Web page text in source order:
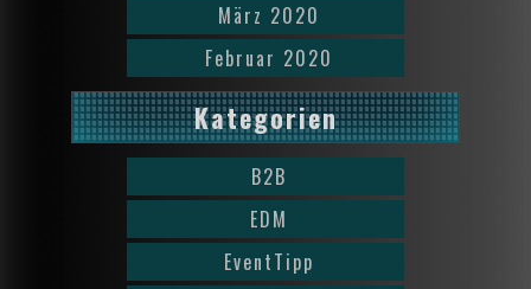
März 2020
Februar 2020
Kategorien
B2B
EDM
EventTipp